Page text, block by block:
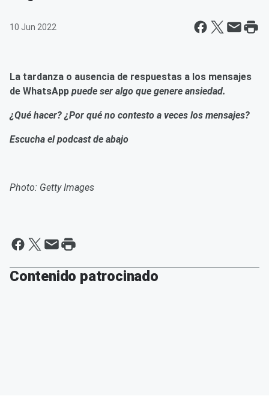
10 Jun 2022
La tardanza o ausencia de respuestas a los mensajes
de WhatsApp puede ser algo que genere ansiedad.
¿Qué hacer? ¿Por qué no contesto a veces los mensajes?
Escucha el podcast de abajo
Photo: Getty Images
Contenido patrocinado